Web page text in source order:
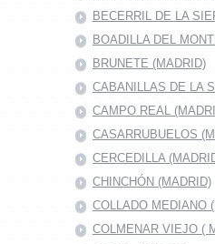
BECERRIL DE LA
BOADILLA DEL
BRUNETE (MADRID)
CABANILLAS DE LA
CAMPO REAL
CASARRUBUELOS
CERCEDILLA
CHINCHÓN (MADRID)
COLLADO MEDIANO
COLMENAR VIEJO (